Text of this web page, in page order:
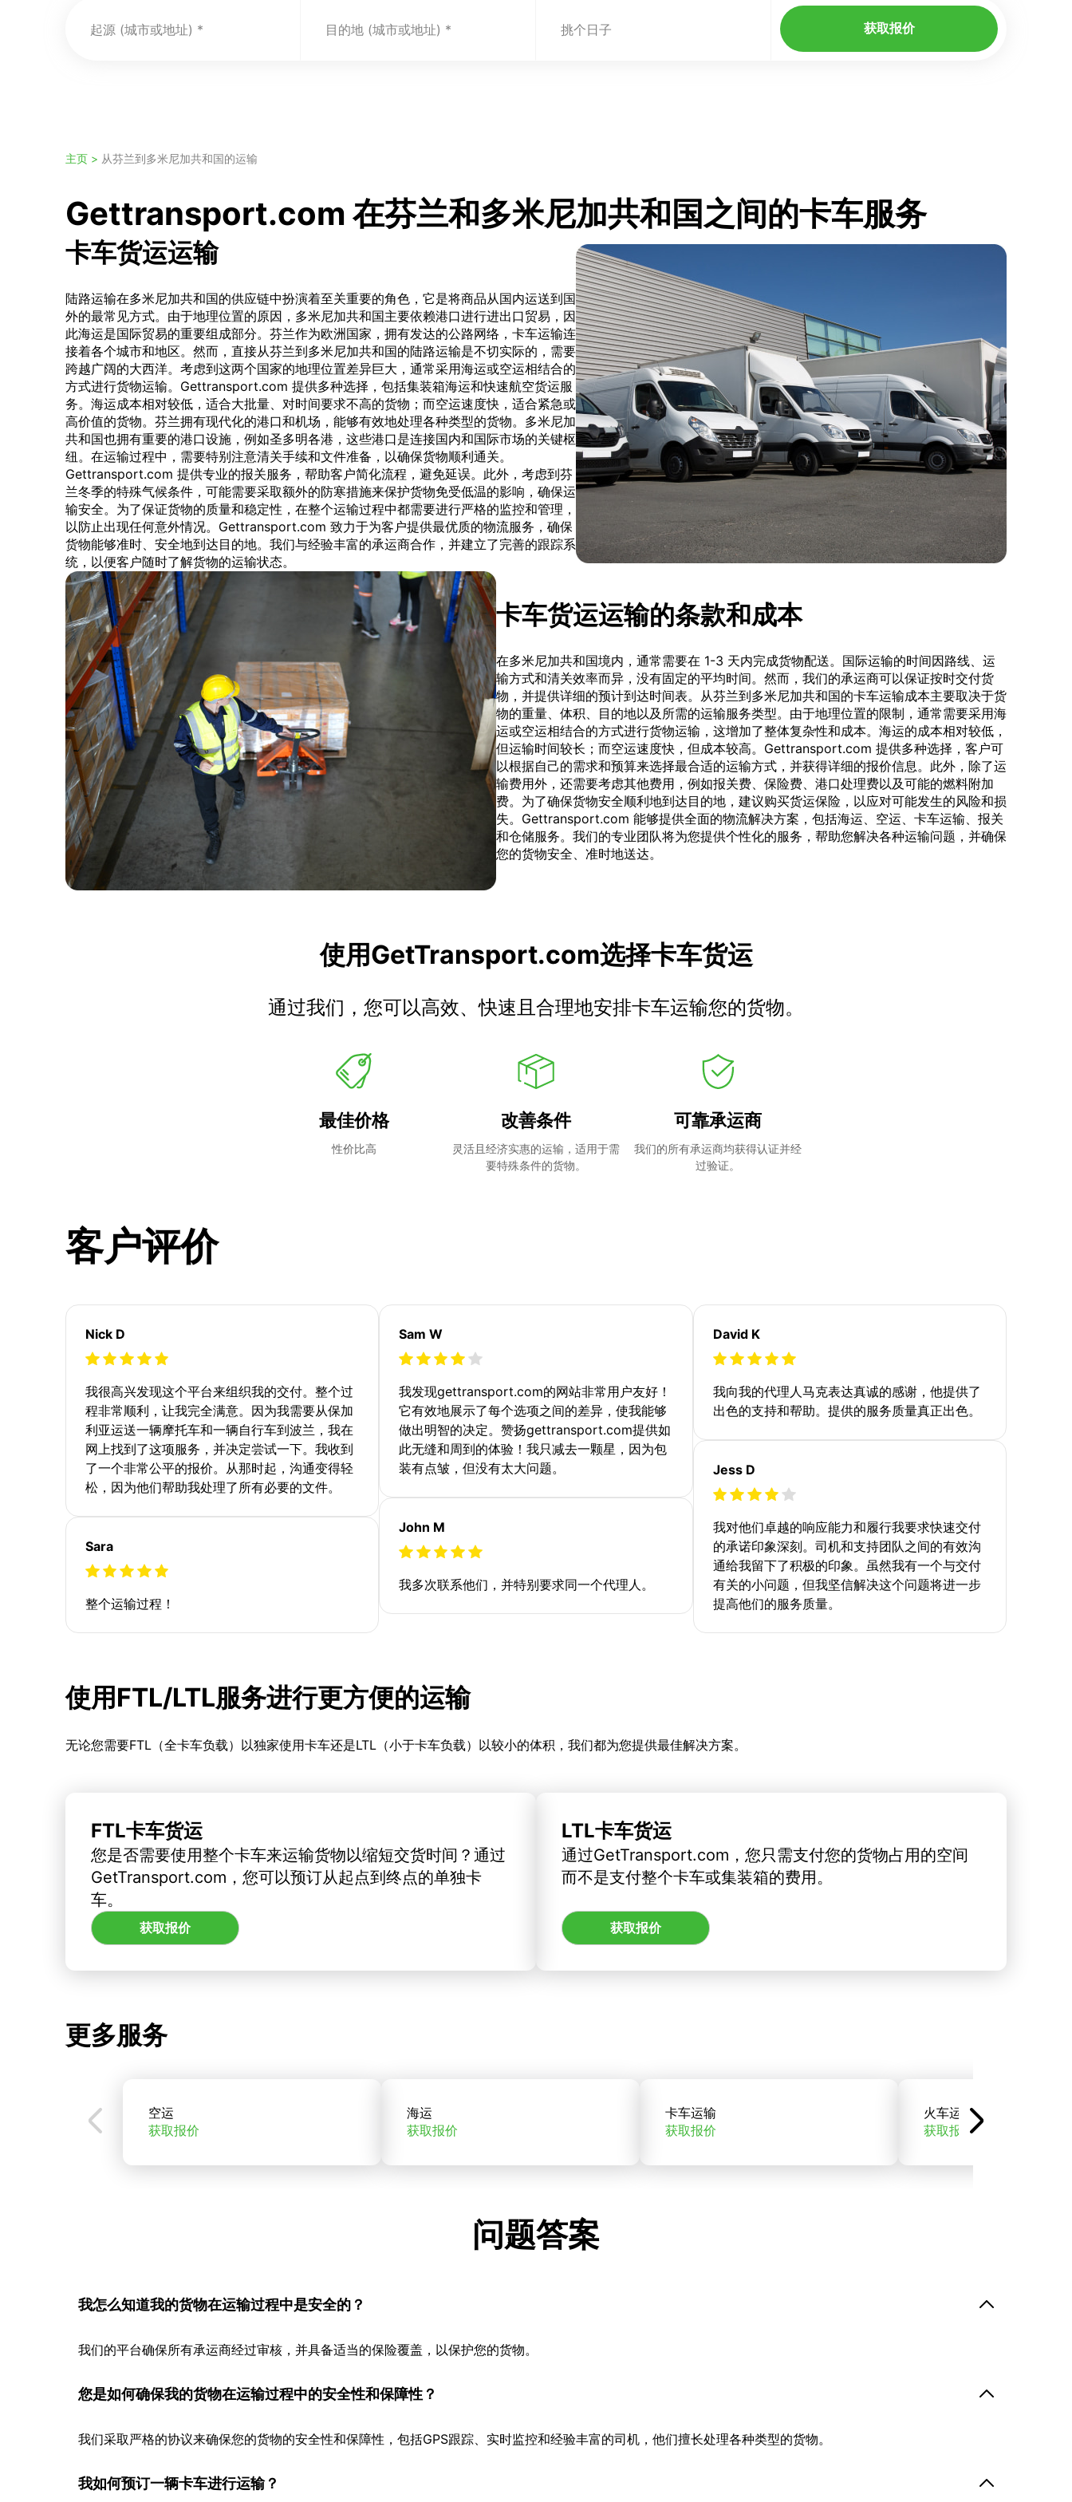
起源 (城市或地址) 目的地 (城市或地址) 挑个日子 获取报价
主页 > 从芬兰到多米尼加共和国的运输
Gettransport.com 在芬兰和多米尼加共和国之间的卡车服务
卡车货运运输
陆路运输在多米尼加共和国的供应链中扮演着至关重要的角色，它是将商品从国内运送到国
外的最常见方式。由于地理位置的原因，多米尼加共和国主要依赖港口进行进出口贸易，因
此海运是国际贸易的重要组成部分。芬兰作为欧洲国家，拥有发达的公路网络，卡车运输连
接着各个城市和地区。然而，直接从芬兰到多米尼加共和国的陆路运输是不切实际的，需要
跨越广阔的大西洋。考虑到这两个国家的地理位置差异巨大，通常采用海运或空运相结合的
方式进行货物运输。Gettransport.com 提供多种选择，包括集装箱海运和快速航空货运服
务。海运成本相对较低，适合大批量、对时间要求不高的货物；而空运速度快，适合紧急或
高价值的货物。芬兰拥有现代化的港口和机场，能够有效地处理各种类型的货物。多米尼加
共和国也拥有重要的港口设施，例如圣多明各港，这些港口是连接国内和国际市场的关键枢
纽。在运输过程中，需要特别注意清关手续和文件准备，以确保货物顺利通关。
Gettransport.com 提供专业的报关服务，帮助客户简化流程，避免延误。此外，考虑到芬
兰冬季的特殊气候条件，可能需要采取额外的防寒措施来保护货物免受低温的影响，确保运
输安全。为了保证货物的质量和稳定性，在整个运输过程中都需要进行严格的监控和管理，
以防止出现任何意外情况。Gettransport.com 致力于为客户提供最优质的物流服务，确保
货物能够准时、安全地到达目的地。我们与经验丰富的承运商合作，并建立了完善的跟踪系
统，以便客户随时了解货物的运输状态。
卡车货运运输的条款和成本
在多米尼加共和国境内，通常需要在 1-3 天内完成货物配送。国际运输的时间因路线、运
输方式和清关效率而异，没有固定的平均时间。然而，我们的承运商可以保证按时交付货
物，并提供详细的预计到达时间表。从芬兰到多米尼加共和国的卡车运输成本主要取决于货
物的重量、体积、目的地以及所需的运输服务类型。由于地理位置的限制，通常需要采用海
运或空运相结合的方式进行货物运输，这增加了整体复杂性和成本。海运的成本相对较低，
但运输时间较长；而空运速度快，但成本较高。Gettransport.com 提供多种选择，客户可
以根据自己的需求和预算来选择最合适的运输方式，并获得详细的报价信息。此外，除了运
输费用外，还需要考虑其他费用，例如报关费、保险费、港口处理费以及可能的燃料附加
费。为了确保货物安全顺利地到达目的地，建议购买货运保险，以应对可能发生的风险和损
失。Gettransport.com 能够提供全面的物流解决方案，包括海运、空运、卡车运输、报关
和仓储服务。我们的专业团队将为您提供个性化的服务，帮助您解决各种运输问题，并确保
您的货物安全、准时地送达。
使用GetTransport.com选择卡车货运
通过我们，您可以高效、快速且合理地安排卡车运输您的货物。
最佳价格
性价比高
改善条件
灵活且经济实惠的运输，适用于需
要特殊条件的货物。
可靠承运商
我们的所有承运商均获得认证并经
过验证。
客户评价
Nick D
我很高兴发现这个平台来组织我的交付。整个过
程非常顺利，让我完全满意。因为我需要从保加
利亚运送一辆摩托车和一辆自行车到波兰，我在
网上找到了这项服务，并决定尝试一下。我收到
了一个非常公平的报价。从那时起，沟通变得轻
松，因为他们帮助我处理了所有必要的文件。
Sara
整个运输过程！
Sam W
我发现gettransport.com的网站非常用户友好！
它有效地展示了每个选项之间的差异，使我能够
做出明智的决定。赞扬gettransport.com提供如
此无缝和周到的体验！我只减去一颗星，因为包
装有点皱，但没有太大问题。
John M
我多次联系他们，并特别要求同一个代理人。
David K
我向我的代理人马克表达真诚的感谢，他提供了
出色的支持和帮助。提供的服务质量真正出色。
Jess D
我对他们卓越的响应能力和履行我要求快速交付
的承诺印象深刻。司机和支持团队之间的有效沟
通给我留下了积极的印象。虽然我有一个与交付
有关的小问题，但我坚信解决这个问题将进一步
提高他们的服务质量。
使用FTL/LTL服务进行更方便的运输
无论您需要FTL（全卡车负载）以独家使用卡车还是LTL（小于卡车负载）以较小的体积，我们都为您提供最佳解决方案。
FTL卡车货运
您是否需要使用整个卡车来运输货物以缩短交货时间？通过
GetTransport.com，您可以预订从起点到终点的单独卡
车。
获取报价
LTL卡车货运
通过GetTransport.com，您只需支付您的货物占用的空间
而不是支付整个卡车或集装箱的费用。
获取报价
更多服务
空运
获取报价
海运
获取报价
卡车运输
获取报价
火车运输
获取报价
问题答案
我怎么知道我的货物在运输过程中是安全的？
我们的平台确保所有承运商经过审核，并具备适当的保险覆盖，以保护您的货物。
您是如何确保我的货物在运输过程中的安全性和保障性？
我们采取严格的协议来确保您的货物的安全性和保障性，包括GPS跟踪、实时监控和经验丰富的司机，他们擅长处理各种类型的货物。
我如何预订一辆卡车进行运输？